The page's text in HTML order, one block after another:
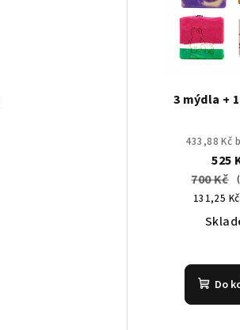
3 mýdla +
433,88 Kč
525
700 Kč
Měrná
cena:
131,25
Do